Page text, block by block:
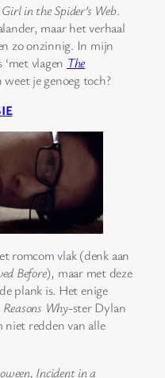
in the Spider’s Web.
maar het verhaal
zo onzinnig. In mijn
vlagen The
weet je genoeg toch?
romcom vlak (denk aan
Before), maar met deze
plank is. Het enige
Reasons Why-ster Dylan
redden van alle
Incident in a